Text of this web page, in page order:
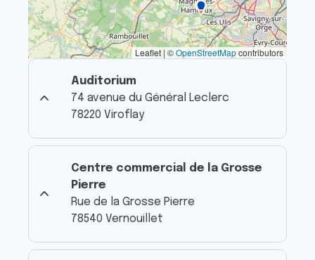
Leaflet | ©OpenStreetMapcontributors
Auditorium
74 avenue du Général Leclerc
78220 Viroflay
Centre commercial de la Grosse
Pierre
Rue de la Grosse Pierre
78540 Vernouillet